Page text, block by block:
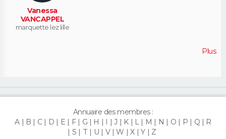
Vanessa
VANCAPPEL
marquette lez lille
Plus
Annuaire des membres :
A
B C D E F G H I J K L M N O P Q
R
S
T U V W X Y Z